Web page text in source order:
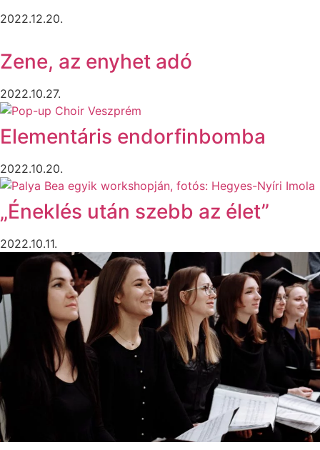
2022.12.20.
Zene, az enyhet adó
2022.10.27.
Elementáris endorfinbomba
2022.10.20.
„Éneklés után szebb az élet”
2022.10.11.